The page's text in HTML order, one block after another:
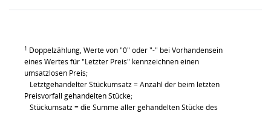
1 Doppelzählung, Werte von "0" oder "-" bei Vorhandensein
eines Wertes für "Letzter Preis" kennzeichnen einen
umsatzlosen Preis;
Letztgehandelter Stückumsatz = Anzahl der beim letzten
Preisvorfall gehandelten Stücke;
Stückumsatz = die Summe aller gehandelten Stücke des